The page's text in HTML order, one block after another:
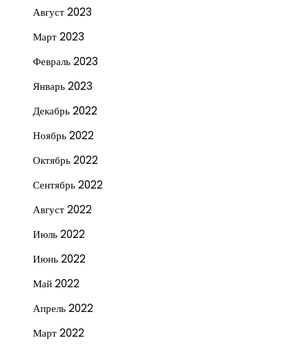
Август 2023
Март 2023
Февраль 2023
Январь 2023
Декабрь 2022
Ноябрь 2022
Октябрь 2022
Сентябрь 2022
Август 2022
Июль 2022
Июнь 2022
Май 2022
Апрель 2022
Март 2022